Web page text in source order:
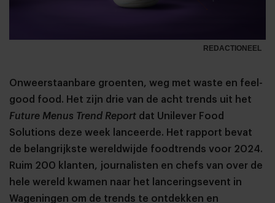
REDACTIONEEL
Onweerstaanbare groenten, weg met waste en feel-
good food. Het zijn drie van de acht trends uit het
Future Menus Trend Report dat Unilever Food
Solutions deze week lanceerde. Het rapport bevat
de belangrijkste wereldwijde foodtrends voor 2024.
Ruim 200 klanten, journalisten en chefs van over de
hele wereld kwamen naar het lanceringsevent in
Wageningen om de trends te ontdekken en